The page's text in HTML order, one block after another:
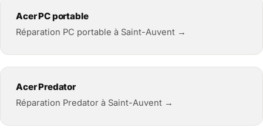
Acer PC portable
Réparation PC portable à Saint-Auvent →
Acer Predator
Réparation Predator à Saint-Auvent →